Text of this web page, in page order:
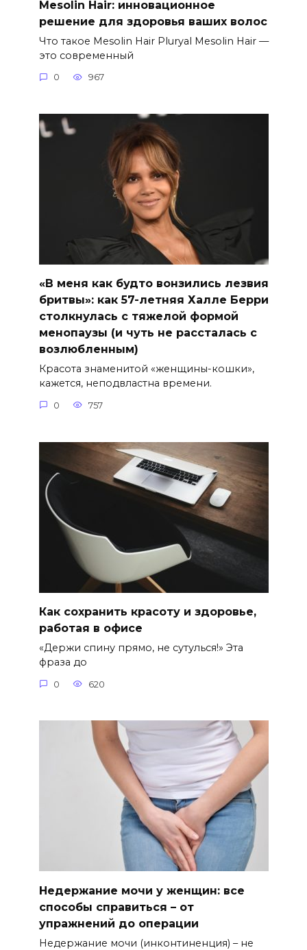
Mesolin Hair: инновационное
решение для здоровья ваших волос
Что такое Mesolin Hair Pluryal Mesolin Hair —
это современный
0 967
«В меня как будто вонзились лезвия
бритвы»: как 57-летняя Халле Берри
столкнулась с тяжелой формой
менопаузы (и чуть не рассталась с
возлюбленным)
Красота знаменитой «женщины-кошки»,
кажется, неподвластна времени.
0 757
Как сохранить красоту и здоровье,
работая в офисе
«Держи спину прямо, не сутулься!» Эта
фраза до
0 620
Недержание мочи у женщин: все
способы справиться – от
упражнений до операции
Недержание мочи (инконтиненция) – не